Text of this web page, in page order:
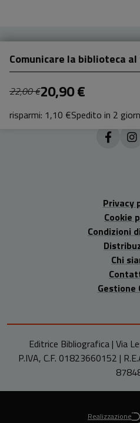
Comunicare la biblioteca al
22,00 €20,90 €
risparmi: 1,10 €Spedito in 2
Privacy
Cookie
Condizioni
Chi
Gestione
Editrice Bibliografica | Via
P.IVA, C.F. 01823660152 |
Realizzazione